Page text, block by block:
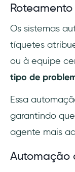
Os sistemas
tíquetes
ou à equipe
tipo de
Essa
garantindo
agente mais
Automação